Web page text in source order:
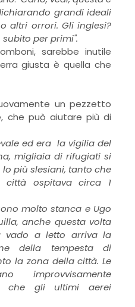
grandi ideali
altri orrori. Gli inglesi?
per primi".
sarebbe inutile
giusta è quella che
un pezzetto
che può aiutare più di
ed era la vigilia del
migliaia di rifugiati si
più slesiani, tanto che
ospitava circa 1
molto stanca e Ugo
anche questa volta
vado a letto arriva la
della tempesta di
la zona della città. Le
improvvisamente
che gli ultimi aerei